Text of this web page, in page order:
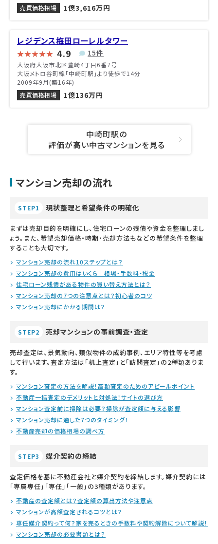
売買価格相場
1億3,616万円
レジデンス梅田ローレルタワー
4.9 15件
大阪府大阪市北区豊崎4丁目6番7号
大阪メトロ谷町線「中崎町駅」より徒歩で14分
2009年9月(築16年)
売買価格相場
1億136万円
中崎町駅の
評価が高い中古マンションを見る
マンション売却の流れ
STEP1 現状整理と希望条件の明確化
まずは売却目的を明確にし、住宅ローンの残債や資金を整理しまし
ょう。また、希望売却価格・時期・売却方法もなどの希望条件を整理
することも大切です。
マンション売却の流れ10ステップとは？
マンション売却の費用はいくら｜相場・手数料・税金
住宅ローン残債がある物件の買い替え方法とは？
マンション売却の7つの注意点とは？初心者のコツ
マンション売却にかかる期間は？
STEP2 売却マンションの事前調査・査定
売却査定は、景気動向、類似物件の成約事例、エリア特性等を考慮
して行います。査定方法は「机上査定」と「訪問査定」の2種類ありま
す。
マンション査定の方法を解説！高額査定のためのアピールポイント
不動産一括査定のデメリットと対処法！サイトの選び方
マンション査定前に掃除は必要？掃除が査定額に与える影響
マンション売却に適した7つのタイミング！
不動産売却の価格相場の調べ方
STEP3 媒介契約の締結
査定価格を基に不動産会社と媒介契約を締結します。媒介契約には
「専属専任」「専任」「一般」の3種類があります。
不動産の査定額とは？査定額の算出方法や注意点
マンションが高額査定されるコツとは？
専任媒介契約って何？家を売るときの手数料や契約解除について解説！
マンション売却の必要書類とは？